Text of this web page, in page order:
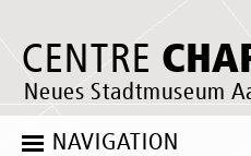
CENTRE
Neues Stadtmuseum
NAVIGATION